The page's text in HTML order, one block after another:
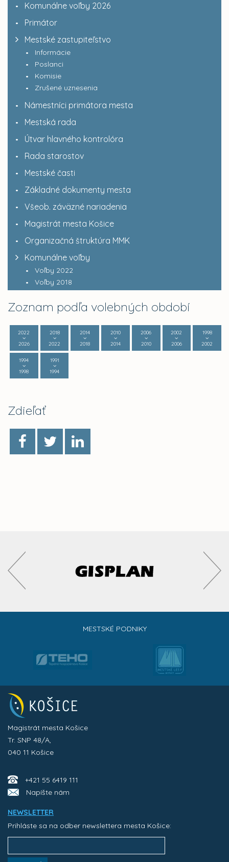
Komunálne voľby 2026
Primátor
Mestské zastupiteľstvo
Informácie
Poslanci
Komisie
Zrušené uznesenia
Námestníci primátora mesta
Mestská rada
Útvar hlavného kontrolóra
Rada starostov
Mestské časti
Základné dokumenty mesta
Všeob. záväzné nariadenia
Magistrát mesta Košice
Organizačná štruktúra MMK
Komunálne voľby
Voľby 2022
Voľby 2018
Zoznam podľa volebných období
2022
2026
2018
2022
2014
2018
2010
2014
2006
2010
2002
2006
1998
2002
1994
1998
1991
1994
Zdieľať
MESTSKÉ PODNIKY
Magistrát mesta Košice
Tr. SNP 48/A,
040 11 Košice
+421 55 6419 111
Napíšte nám
NEWSLETTER
Prihláste sa na odber newslettera mesta Košice: